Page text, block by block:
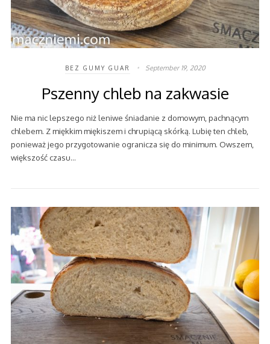
BEZ GUMY GUAR September 19, 2020
Pszenny chleb na zakwasie
Nie ma nic lepszego niż leniwe śniadanie z domowym, pachnącym
chlebem. Z miękkim miękiszem i chrupiącą skórką. Lubię ten chleb,
ponieważ jego przygotowanie ogranicza się do minimum. Owszem,
większość czasu…